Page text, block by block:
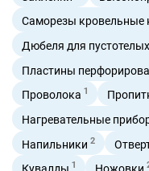
Саморезы кровельные
Дюбеля для
Пластины
Проволока 1
Нагревательные
Напильники 2
1